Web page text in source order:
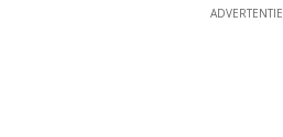
ADVERTENTIE